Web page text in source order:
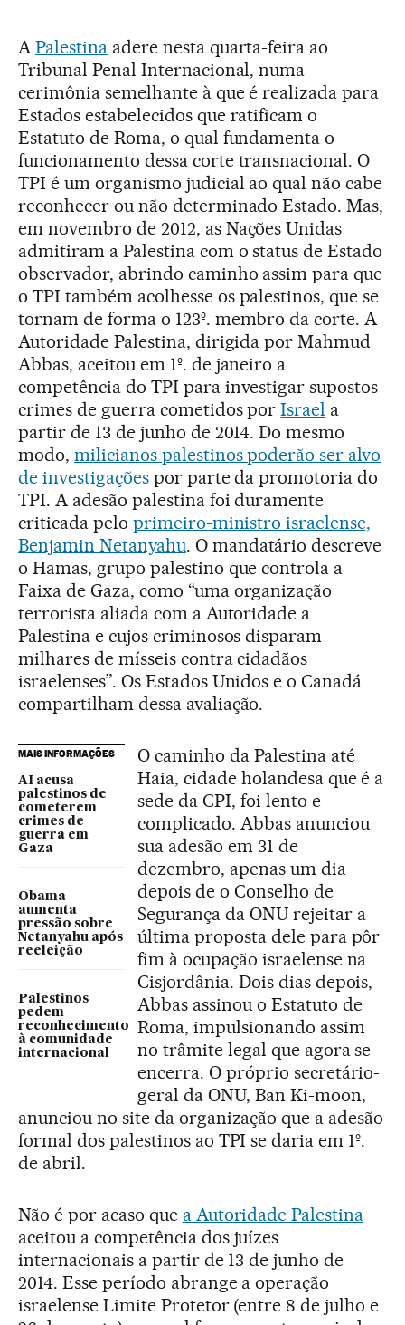
A Palestinaadere nesta quarta-feira ao
Tribunal Penal Internacional, numa
cerimônia semelhante à que é realizada para
Estados estabelecidos que ratificam o
Estatuto de Roma, o qual fundamenta o
funcionamento dessa corte transnacional. O
TPI é um organismo judicial ao qual não cabe
reconhecer ou não determinado Estado. Mas,
em novembro de 2012, as Nações Unidas
admitiram a Palestina com o status de Estado
observador, abrindo caminho assim para que
o TPI também acolhesse os palestinos, que se
tornam de forma o 123º. membro da corte. A
Autoridade Palestina, dirigida por Mahmud
Abbas, aceitou em 1º. de janeiro a
competência do TPI para investigar supostos
crimes de guerra cometidos porIsrael a
partir de 13 de junho de 2014. Do mesmo
modo, milicianos palestinos poderão ser alvo
de investigaçõespor parte da promotoria do
TPI. A adesão palestina foi duramente
criticada pelo primeiro-ministro israelense,
Benjamin Netanyahu. O mandatário descreve
o Hamas, grupo palestino que controla a
Faixa de Gaza, como “uma organização
terrorista aliada com a Autoridade a
Palestina e cujos criminosos disparam
milhares de mísseis contra cidadãos
israelenses”. Os Estados Unidos e o Canadá
compartilham dessa avaliação.
MAIS INFORMAÇÕES
AI acusa
palestinos de
cometerem
crimes de
guerra em
Gaza
Obama
aumenta
pressão sobre
Netanyahu após
reeleição
Palestinos
pedem
reconhecimento
à comunidade
internacional
O caminho da Palestina até
Haia, cidade holandesa que é a
sede da CPI, foi lento e
complicado. Abbas anunciou
sua adesão em 31 de
dezembro, apenas um dia
depois de o Conselho de
Segurança da ONU rejeitar a
última proposta dele para pôr
fim à ocupação israelense na
Cisjordânia. Dois dias depois,
Abbas assinou o Estatuto de
Roma, impulsionando assim
no trâmite legal que agora se
encerra. O próprio secretário-
geral da ONU, Ban Ki-moon,
anunciou no site da organização que a adesão
formal dos palestinos ao TPI se daria em 1º.
de abril.
Não é por acaso que a Autoridade Palestina
aceitou a competência dos juízes
internacionais a partir de 13 de junho de
2014. Esse período abrange a operação
israelense Limite Protetor (entre 8 de julho e